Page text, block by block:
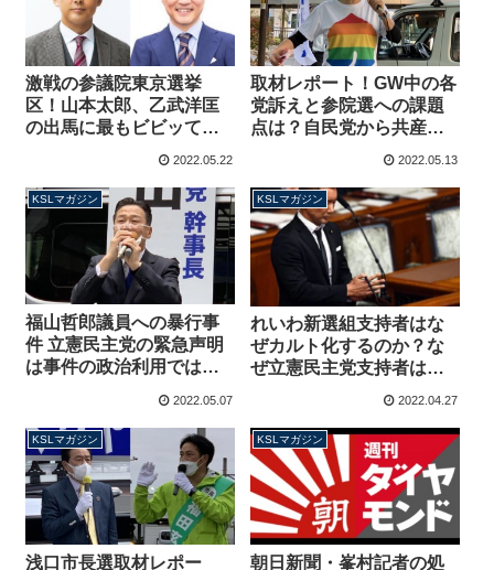
激戦の参議院東京選挙
区！山本太郎、乙武洋匡
の出馬に最もビビッてい
さんです【マガジン172
号】
2022.05.22
取材レポート！GW中の各
党訴えと参院選への課題
点は？自民党から共産党
ル発生の演説巡り【マガ
ジン171号】
2022.05.13
KSLマガジン
福山哲郎議員への暴行事
件 立憲民主党の緊急声明
は事件の政治利用ではな
2022.05.07
KSLマガジン
れいわ新選組支持者はな
ぜカルト化するのか？な
ぜ立憲民主党支持者は山
2022.04.27
KSLマガジン
浅口市長選取材レポー
KSLマガジン
朝日新聞・峯村記者の処